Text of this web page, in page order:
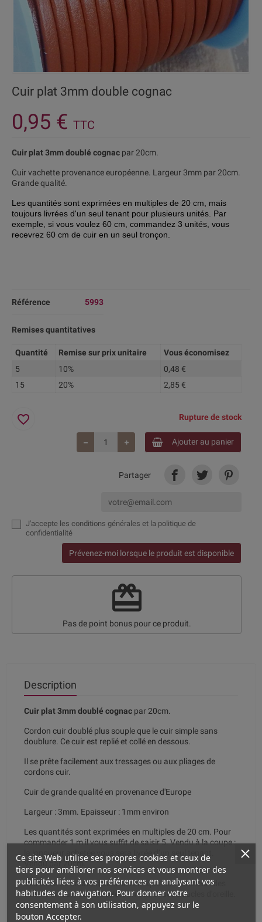
Cuir plat 3mm double cognac
0,95 € TTC
Cuir plat 3mm doublé cognac par 20cm.
Cuir vachette provenance européenne. Largeur 3mm par 20cm.
Grande qualité.
Les quantités sont exprimées en multiples de 20 cm, mais
toujours livrées d'un seul tenant pour plusieurs unités. Par
exemple, si vous voulez 60 cm, commandez 3 unités, vous
recevrez 60 cm de cuir en un seul tronçon.
Référence 5993
Remises quantitatives
Quantité Remise sur prix unitaire
Vous économisez
5
10%
0,48 €
15
20% 2,85 €
Rupture de stock
Ajouter au panier
favorite_border
Partager
J'accepte les conditions générales et la politique de
confidentialité
Prévenez-moi lorsque le produit est disponible
redeem
Pas de point bonus pour ce produit.
Description
Cuir plat 3mm doublé cognac par 20cm.
Cordon cuir doublé plus souple que le cuir simple sans
doublure. Ce cuir est replié et collé en dessous.
Il se prête facilement aux tressages ou aux pliages de
cordons cuir.
Cuir de grande qualité en provenance d'Europe
Largeur : 3mm. Epaisseur : 1mm environ
Les quantités sont exprimées en multiples de 20 cm. Pour
commander 1 m il vous suffit de saisir 5. Vendu à la coupe :
la longueur achetée vous sera livrée d’un seul tenant.
Vendu par 20cm.
Des idées de création dans la rubriqueKits tutoriels: des
colliers en cuir, des bracelets en cuir et des boucles d'oreille.
Ce site Web utilise ses propres cookies et ceux de
tiers pour améliorer nos services et vous montrer des
publicités liées à vos préférences en analysant vos
habitudes de navigation. Pour donner votre
consentement à son utilisation, appuyez sur le
bouton Accepter.